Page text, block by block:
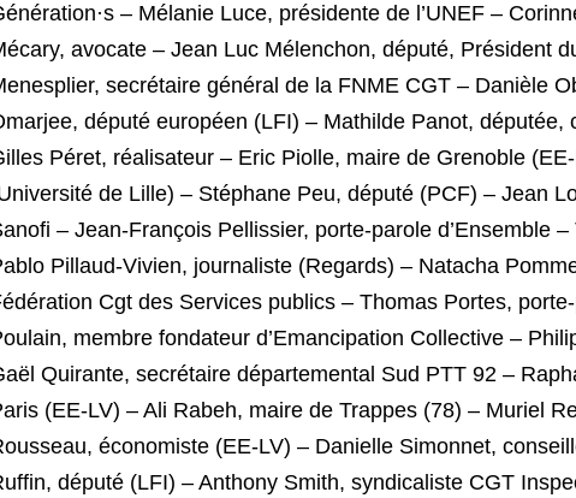
– Mélanie Luce, présidente de l’UNEF –
avocate – Jean Luc Mélenchon, député, Président
secrétaire général de la FNME CGT – Danièle
député européen (LFI) – Mathilde Panot, députée,
Péret, réalisateur – Eric Piolle, maire de Grenoble
de Lille) – Stéphane Peu, député (PCF) – Jean
– Jean-François Pellissier, porte-parole d’Ensemble
Pillaud-Vivien, journaliste (Regards) – Natacha
Cgt des Services publics – Thomas Portes,
membre fondateur d’Emancipation Collective –
Quirante, secrétaire départemental Sud PTT 92 –
(EE-LV) – Ali Rabeh, maire de Trappes (78) – Muriel
économiste (EE-LV) – Danielle Simonnet,
député (LFI) – Anthony Smith, syndicaliste CGT